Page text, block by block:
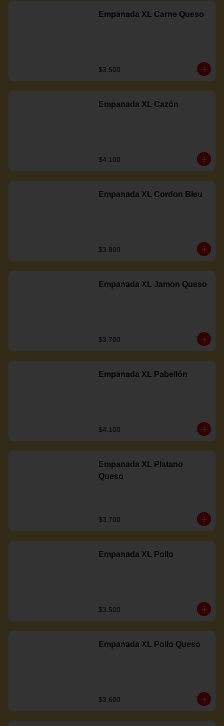
Empanada XL Carne Queso
$3.500
Empanada XL Cazón
$4.100
Empanada XL Cordon Bleu
$3.800
Empanada XL Jamon Queso
$3.700
Empanada XL Pabellón
$4.100
Empanada XL Platano
Queso
$3.700
Empanada XL Pollo
$3.500
Empanada XL Pollo Queso
$3.600